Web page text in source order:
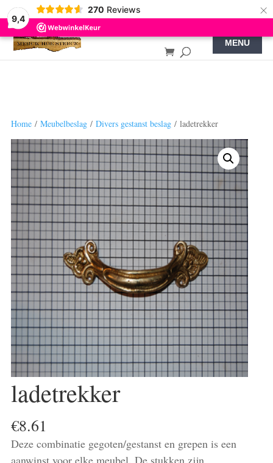
9,4
270 Reviews ×
Home/ Meubelbeslag/ Divers gestanst beslag/ ladetrekker
ladetrekker
€8.61
Deze combinatie gegoten/gestanst en grepen is een
aanwinst voor elke meubel. De stukken zijn